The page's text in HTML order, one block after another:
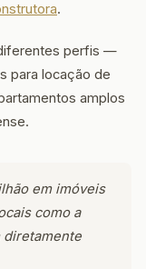
.
perfis —
para locação de
amplos
em imóveis
como a
diretamente